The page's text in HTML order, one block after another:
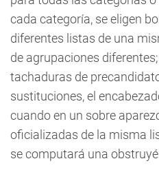
cada categoría, se eligen
diferentes listas de una
de agrupaciones
tachaduras de
sustituciones, el
cuando en un sobre
oficializadas de la misma
se computará una